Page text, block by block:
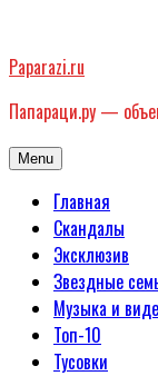
content
Paparazi.ru
Папараци.ру —
Menu
Главная
Скандалы
Эксклюзив
Звездные
Музыка и
Топ-10
Тусовки